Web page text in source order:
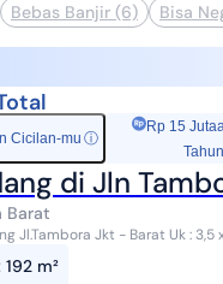
Bebas Banjir (6) Bisa
Cicilan-mu ⓘ
Rp 15
di Jln
Barat
192 m²